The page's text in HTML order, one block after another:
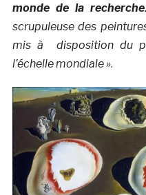
monde de la recherche
scrupuleuse des
mis à disposition du
l’échelle mondiale ».